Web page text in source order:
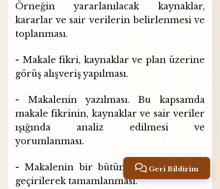
Örneğin yararlanılacak kaynaklar,
kararlar ve sair verilerin belirlenmesi ve
toplanması.
- Makale fikri, kaynaklar ve plan üzerine
görüş alışveriş yapılması.
- Makalenin yazılması. Bu kapsamda
makale fikrinin, kaynaklar ve sair veriler
ışığında analiz edilmesi ve
yorumlanması.
- Makalenin bir bütün halinde gözden
geçirilerek tamamlanması.
Geri Bildirim